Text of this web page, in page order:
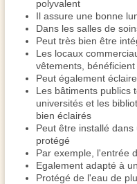
polyvalent
Il assure une bonne
Dans les salles de
Peut très bien être
Les locaux
vêtements,
Peut également
Les bâtiments publics
universités et les
bien éclairés
Peut être installé
protégé
Par exemple, l'entrée
Egalement adapté à
Protégé de l'eau de